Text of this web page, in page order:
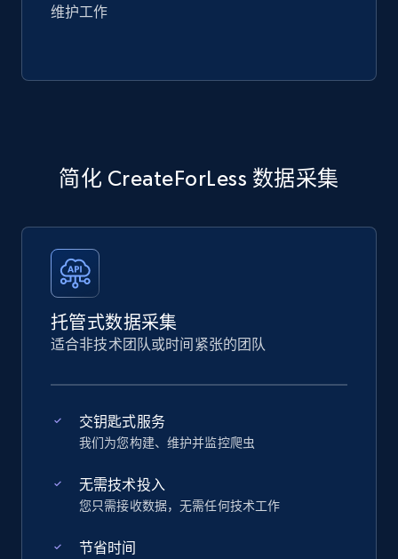
维护工作
简化 CreateForLess 数据采集
托管式数据采集
适合非技术团队或时间紧张的团队
交钥匙式服务
我们为您构建、维护并监控爬虫
无需技术投入
您只需接收数据，无需任何技术工作
节省时间